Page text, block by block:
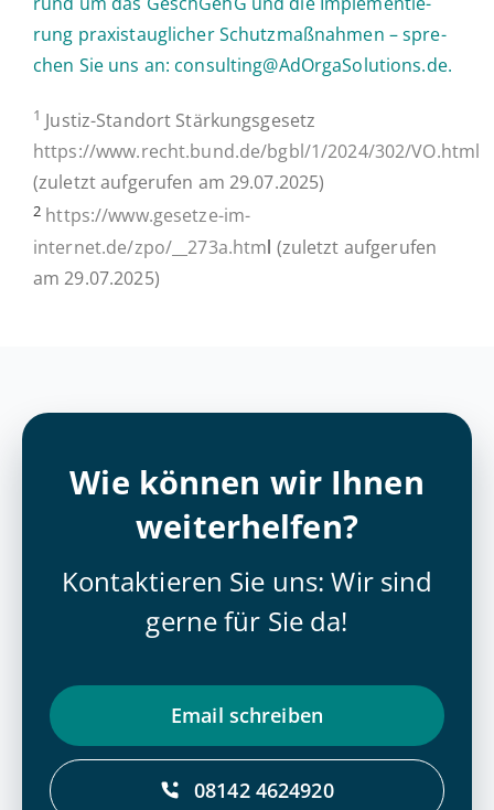
rung pra­xis­taug­li­cher Schutz­maß­nah­men – spre­
chen Sie uns an: consulting@AdOrgaSolutions.de.
1 Justiz-Stan­d­ort Stär­kungs­ge­setz
https://www.recht.bund.de/bgbl/1/2024/302/VO.html
(zuletzt auf­ge­ru­fen am 29.07.2025)
2 https://www.gesetze-im-
internet.de/zpo/__273a.html (zuletzt auf­ge­ru­fen
am 29.07.2025)
Wie können wir Ihnen
weiterhelfen?
Kontaktieren Sie uns: Wir sind
gerne für Sie da!
Email schrei­ben
08142 4624920